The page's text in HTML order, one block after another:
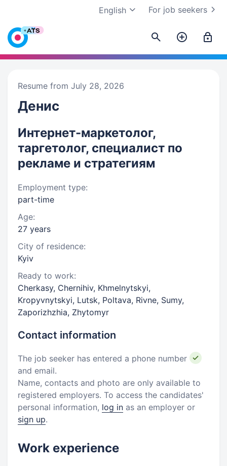
For job seekers
English
Resume from July 28, 2026
Денис
Интернет-маркетолог,
таргетолог, специалист по
рекламе и стратегиям
Employment type:
part-time
Age:
27 years
City of residence:
Kyiv
Ready to work:
Cherkasy, Chernihiv, Khmelnytskyi,
Kropyvnytskyi, Lutsk, Poltava, Rivne, Sumy,
Zaporizhzhia, Zhytomyr
Contact information
The job seeker has entered a phone number
and email.
Name, contacts and photo are only available to
registered employers. To access the candidates'
personal information, log in as an employer or
sign up.
Work experience